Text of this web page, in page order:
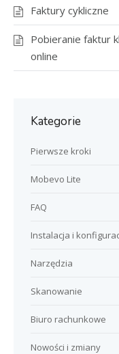
Faktury cykliczne
Pobieranie faktur
online
Kategorie
Pierwsze kroki
Mobevo Lite
FAQ
Instalacja i
Narzędzia
Skanowanie
Biuro rachunkowe
Nowości i zmiany